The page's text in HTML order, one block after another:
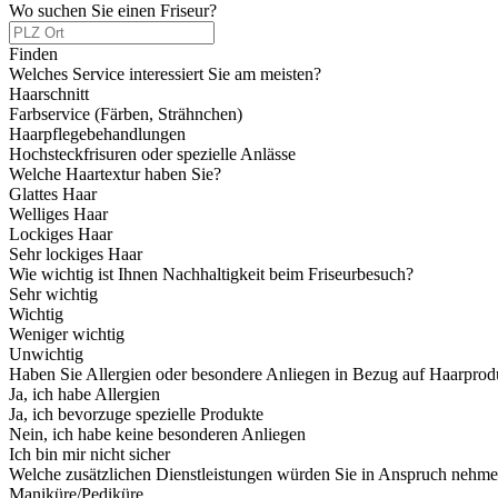
Wo suchen Sie einen Friseur?
Finden
Welches Service interessiert Sie am meisten?
Haarschnitt
Farbservice (Färben, Strähnchen)
Haarpflegebehandlungen
Hochsteckfrisuren oder spezielle Anlässe
Welche Haartextur haben Sie?
Glattes Haar
Welliges Haar
Lockiges Haar
Sehr lockiges Haar
Wie wichtig ist Ihnen Nachhaltigkeit beim Friseurbesuch?
Sehr wichtig
Wichtig
Weniger wichtig
Unwichtig
Haben Sie Allergien oder besondere Anliegen in Bezug auf
Ja, ich habe Allergien
Ja, ich bevorzuge spezielle Produkte
Nein, ich habe keine besonderen Anliegen
Ich bin mir nicht sicher
Welche zusätzlichen Dienstleistungen würden Sie in Anspruch
Maniküre/Pediküre